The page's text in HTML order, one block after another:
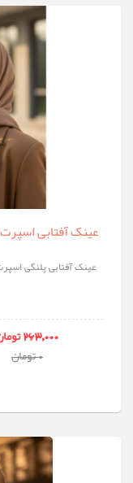
263,000 تومان
0 تومان